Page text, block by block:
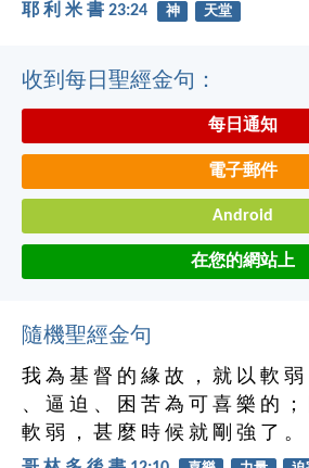
耶 利 米 書 23:24 神 天堂
收到每日聖經金句：
每日通知
電子郵件
Android
在您的網站上
隨機聖經金句
我 為 基 督 的 緣 故 ， 就 以 軟
、 逼 迫 、 困 苦 為 可 喜 樂 的
軟 弱 ， 甚 麼 時 候 就 剛 強 了 。